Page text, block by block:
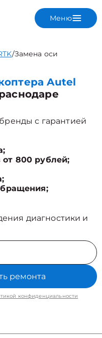
Меню
/Замена оси
Autel
с гарантией
от 800 рублей;
диагностики и
ремонта
конфиденциальности